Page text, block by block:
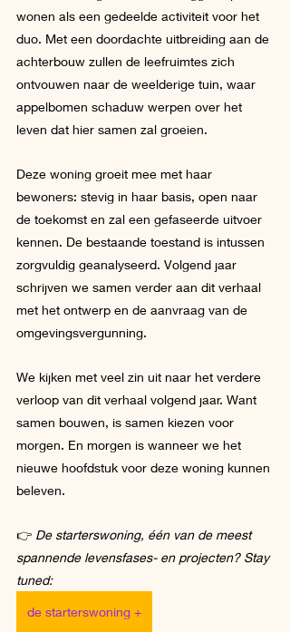
wonen als een gedeelde activiteit voor het
duo. Met een doordachte uitbreiding aan de
achterbouw zullen de leefruimtes zich
ontvouwen naar de weelderige tuin, waar
appelbomen schaduw werpen over het
leven dat hier samen zal groeien.
Deze woning groeit mee met haar
bewoners: stevig in haar basis, open naar
de toekomst en zal een gefaseerde uitvoer
kennen. De bestaande toestand is intussen
zorgvuldig geanalyseerd. Volgend jaar
schrijven we samen verder aan dit verhaal
met het ontwerp en de aanvraag van de
omgevingsvergunning.
We kijken met veel zin uit naar het verdere
verloop van dit verhaal volgend jaar. Want
samen bouwen, is samen kiezen voor
morgen. En morgen is wanneer we het
nieuwe hoofdstuk voor deze woning kunnen
beleven.
👉 De starterswoning, één van de meest
spannende levensfases- en projecten? Stay
tuned:
de starterswoning +